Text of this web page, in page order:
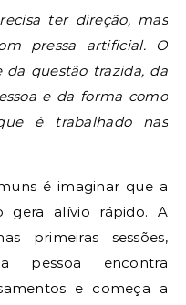
ter direção, mas
pressa artificial. O
da questão trazida, da
e da forma como
é trabalhado nas
é imaginar que a
gera alívio rápido. A
primeiras sessões,
pessoa encontra
e começa a